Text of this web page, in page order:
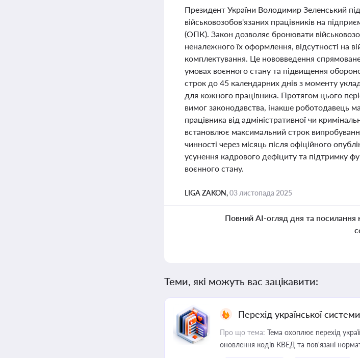
Президент України Володимир Зеленський
військовозобов'язаних працівників на
(ОПК). Закон дозволяє бронювати
неналежного їх оформлення, відсутності на
комплектування. Це нововведення
умовах воєнного стану та підвищення
строк до 45 календарних днів з моменту
для кожного працівника. Протягом цього
вимог законодавства, інакше роботодавець
працівника від адміністративної чи
встановлює максимальний строк
чинності через місяць після офіційного
усунення кадрового дефіциту та підтримку
воєнного стану.
LIGA ZAKON,03 листопада 2025
Повний AI-огляд дня та посилання
Теми, які можуть вас зацікавити:
Перехід української
Про що тема: Тема охоплює перехід
оновлення кодів КВЕД та пов'язані